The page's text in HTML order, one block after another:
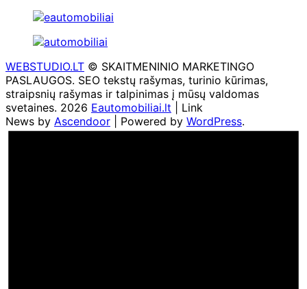
WEBSTUDIO.LT © SKAITMENINIO MARKETINGO
PASLAUGOS. SEO tekstų rašymas, turinio kūrimas,
straipsnių rašymas ir talpinimas į mūsų valdomas
svetaines. 2026 Eautomobiliai.lt | Link
News by Ascendoor | Powered by WordPress.